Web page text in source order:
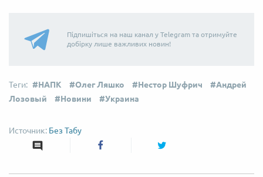
Підпишіться на наш канал у Telegram та отримуйте
добірку лише важливих новин!
НАПК Олег Ляшко Нестор Шуфрич
Андрей
Лозовый
Новини Украина
Без Табу